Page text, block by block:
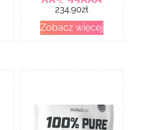
234.90zł
Zobacz więcej